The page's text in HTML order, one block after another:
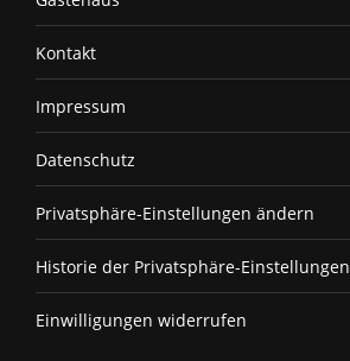
Kontakt
Impressum
Datenschutz
Privatsphäre-Einstellungen ändern
Historie der Privatsphäre-Einstellungen
Einwilligungen widerrufen